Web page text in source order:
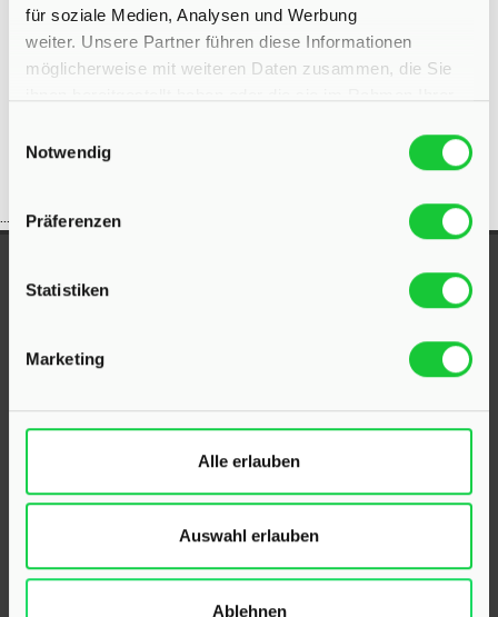
für soziale Medien, Analysen und Werbung
weiter. Unsere Partner führen diese Informationen
möglicherweise mit weiteren Daten zusammen, die Sie
Notwendig
Präferenzen
Statistiken
Marketing
Alle erlauben
Auswahl erlauben
Ablehnen
Segeberg
Wohnungsanzeigen Bad Segeberg
Wohnung Bad
Segeberg
kaufen Bad Segeberg
Immobilie Bad Segeberg
...
UNSERE AUSZEICHNUNGEN